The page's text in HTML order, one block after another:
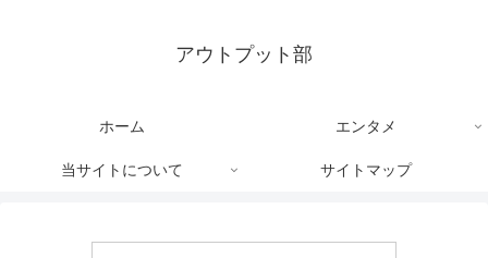
アウトプット部
ホーム エンタメ
当サイトについて サイトマップ